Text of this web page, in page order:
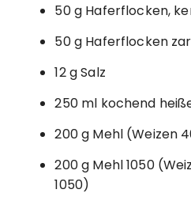
50 g Haferflocken,
50 g Haferflocken
12 g Salz
250 ml kochend
200 g Mehl (Weizen
200 g Mehl 1050
1050)